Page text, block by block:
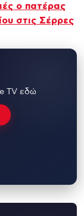
ο πατέρας
στις Σέρρες
TV εδώ